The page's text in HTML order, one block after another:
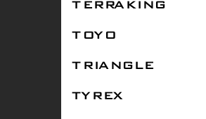
TERRAKING
TOYO
TRIANGLE
TYREX